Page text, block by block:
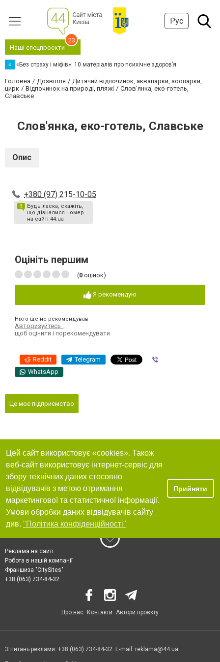
Рус
Наші спецпроєкти
23
« «Без страху і міфів»: 10 матеріалів про психічне здоров’я
Головна Дозвілля
Дитячий відпочинок, аквапарки, зоопарки,
цирк
Відпочинок на природі, пляжі
Слов'янка, еко-готель,
Славське
Слов'янка, еко-готель, Славське
Опис
+380 (97) 215-10-05
Будь ласка, скажіть,
що дізналися номер
на сайті 44.ua
Оцініть першим
(0 оцінок)
Я рекомендую
Ніхто ще не рекомендував
Авторизуйтесь
щоб оцінити і порекомендувати
Reddit Telegram
WhatsApp
Це моє підприємство
Цей сайт використовує «cookies». Також
веб-сайт використовує інтернет-сервіс для
збору технічних даних стосовно
відвідувачів з метою отримання
маркетингової та статистичної інформації.
Умови обробки даних відвідувачів сайту
див. "Політика конфіденційності"
Прийняти
Реклама на сайті
Робота в нашій компанії
Франшиза "CitySites"
+38 (063) 734-84-32
Про нас Контакти Автори проєкту
З питань реклами: +38 (063) 734-84-32. E-mail: reklama@44.ua